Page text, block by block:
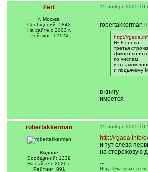
Fert
г. Москва
Сообщений: 5842
На сайте с 2003 г.
Рейтинг: 12124
15 ноября 2025
robertakkerman
[
q
]
http://
№ 8 слева
третья
Дикого поля
по числам
и в самом
и подьячему
[
]
в книгу
имеется
robertakkerman
Видное
Сообщений: 1339
На сайте с 2020 г.
Рейтинг: 891
15 ноября 2025
http://rgada.info/
и тут слева
на сторожовую
---
Ищу Чекаловых из